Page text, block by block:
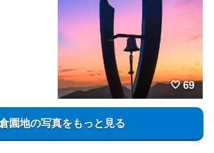
69
園地の写真をもっと見る